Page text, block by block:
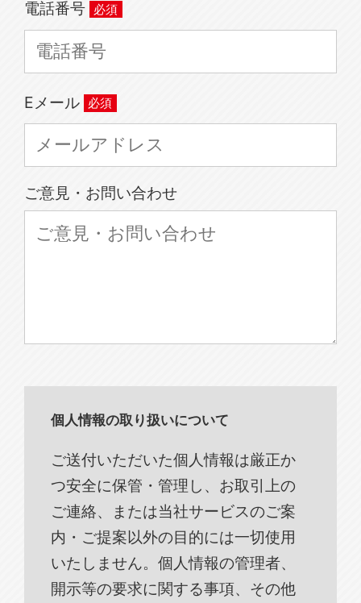
電話番号
Eメール
ご意見・お問い合わせ
個人情報の取り扱いについて
ご送付いただいた個人情報は厳正か
つ安全に保管・管理し、お取引上の
ご連絡、または当社サービスのご案
内・ご提案以外の目的には一切使用
いたしません。個人情報の管理者、
開示等の要求に関する事項、その他